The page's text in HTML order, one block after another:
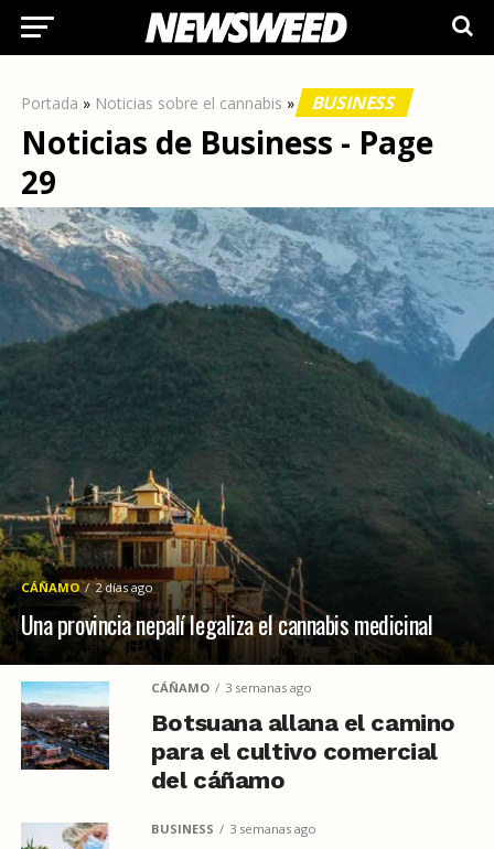
Portada » Noticias sobre el cannabis » BUSINESS
Noticias de Business - Page
29
CÁÑAMO 2 días ago
Una provincia nepalí legaliza el cannabis medicinal
CÁÑAMO 3 semanas ago
Botsuana allana el camino
para el cultivo comercial
del cáñamo
BUSINESS 3 semanas ago